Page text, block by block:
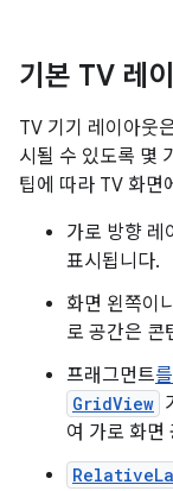
기본 TV 레
TV 기기 레이아웃
시될 수 있도록 몇
팁에 따라 TV 화면
가로 방향 레
표시됩니다.
화면 왼쪽이
로 공간은 콘
프래그먼트를
GridView
여 가로 화면